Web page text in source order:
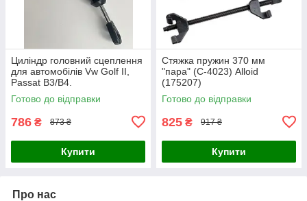
Циліндр головний сцеплення
для автомобілів Vw Golf II,
Passat B3/B4.
Готово до відправки
786 ₴ 873 ₴
Купити
Стяжка пружин 370 мм
"пара" (С-4023) Alloid
(175207)
Готово до відправки
825 ₴ 917 ₴
Купити
Про нас